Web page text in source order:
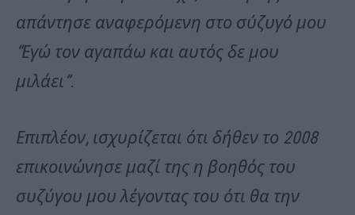
απάντησε αναφερόμενη στο σύζυγό μου
“Εγώ τον αγαπάω και αυτός δε μου
μιλάει”.
Επιπλέον, ισχυρίζεται ότι δήθεν το 2008
επικοινώνησε μαζί της η βοηθός του
συζύγου μου λέγοντας του ότι θα την